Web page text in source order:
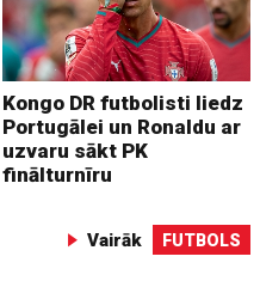
Kongo DR futbolisti liedz
Portugālei un Ronaldu ar
uzvaru sākt PK
finālturnīru
Vairāk FUTBOLS